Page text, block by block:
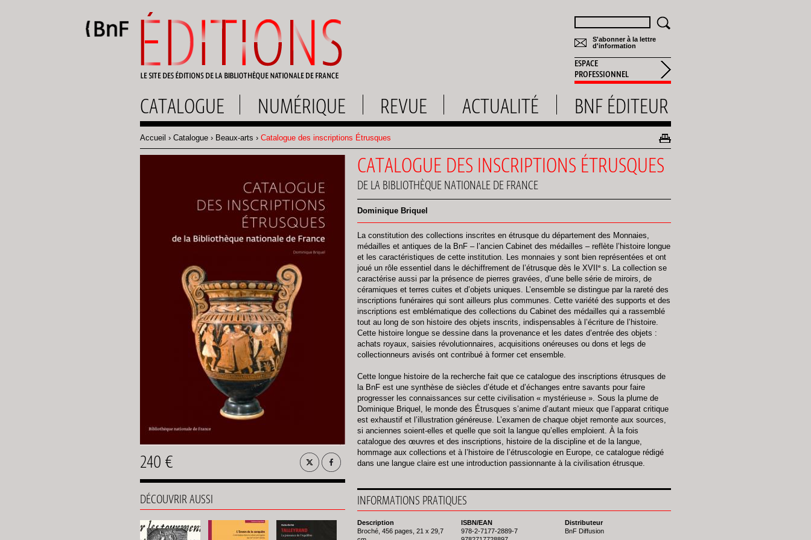
S'abonner à la lettre
d'information
ESPACE
PROFESSIONNEL
CATALOGUE NUMÉRIQUE REVUE ACTUALITÉ BNF ÉDITEUR
Fil
d'Ariane
Accueil Catalogue Beaux-arts Catalogue des inscriptions Étrusques
240 €
DÉCOUVRIR AUSSI
CATALOGUE DES INSCRIPTIONS ÉTRUSQUES
DE LA BIBLIOTHÈQUE NATIONALE DE FRANCE
Dominique Briquel
La constitution des collections inscrites en étrusque du département des Monnaies,
médailles et antiques de la BnF – l’ancien Cabinet des médailles – reflète l’histoire longue
et les caractéristiques de cette institution. Les monnaies y sont bien représentées et ont
joué un rôle essentiel dans le déchiffrement de l’étrusque dès le XVII
e s. La collection se
caractérise aussi par la présence de pierres gravées, d’une belle série de miroirs, de
céramiques et terres cuites et d’objets uniques. L’ensemble se distingue par la rareté des
inscriptions funéraires qui sont ailleurs plus communes. Cette variété des supports et des
inscriptions est emblématique des collections du Cabinet des médailles qui a rassemblé
tout au long de son histoire des objets inscrits, indispensables à l’écriture de l’histoire.
Cette histoire longue se dessine dans la provenance et les dates d’entrée des objets :
achats royaux, saisies révolutionnaires, acquisitions onéreuses ou dons et legs de
collectionneurs avisés ont contribué à former cet ensemble.
Cette longue histoire de la recherche fait que ce catalogue des inscriptions étrusques de
la BnF est une synthèse de siècles d’étude et d’échanges entre savants pour faire
progresser les connaissances sur cette civilisation « mystérieuse ». Sous la plume de
Dominique Briquel, le monde des Étrusques s’anime d’autant mieux que l’apparat critique
est exhaustif et l’illustration généreuse. L’examen de chaque objet remonte aux sources,
si anciennes soient-elles et quelle que soit la langue qu’elles emploient. À la fois
catalogue des œuvres et des inscriptions, histoire de la discipline et de la langue,
hommage aux collections et à l’histoire de l’étruscologie en Europe, ce catalogue rédigé
dans une langue claire est une introduction passionnante à la civilisation étrusque.
INFORMATIONS PRATIQUES
Description
Broché, 456 pages, 21 x 29,7
ISBN/EAN
978-2-7177-2889-7
Distributeur
BnF Diffusion